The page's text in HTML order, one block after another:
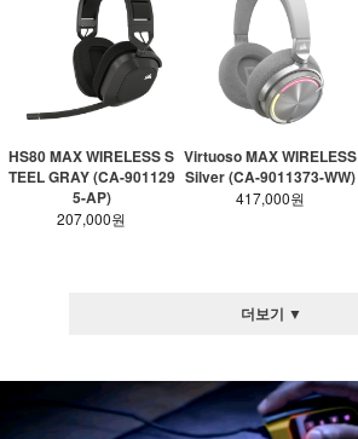
HS80 MAX WIRELESS S
TEEL GRAY (CA-901129
5-AP)
207,000원
Virtuoso MAX WIRELESS
Silver (CA-9011373-WW)
417,000원
더보기 ▼